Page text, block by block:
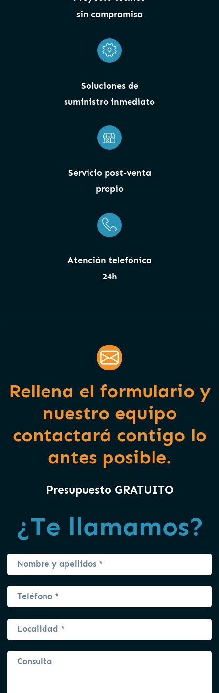
sin compromiso
Soluciones de
suministro inmediato
Servicio post-venta
propio
Atención telefónica
24h
Rellena el formulario y
nuestro equipo
contactará contigo lo
antes posible.
Presupuesto GRATUITO
¿Te llamamos?